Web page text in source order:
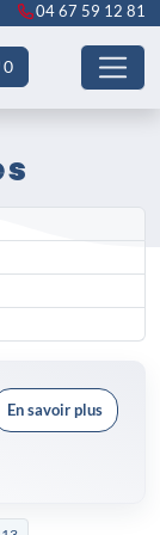
04 67 59 12 81
0
En savoir plus